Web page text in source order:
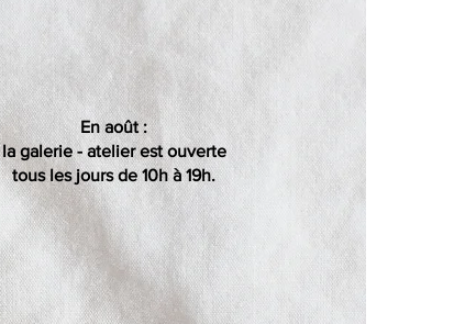
En août :
la galerie - atelier est ouverte
tous les jours de 10h à 19h.